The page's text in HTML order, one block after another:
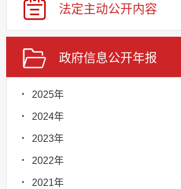
法定主动公开内容
政府信息公开年报
2025年
2024年
2023年
2022年
2021年